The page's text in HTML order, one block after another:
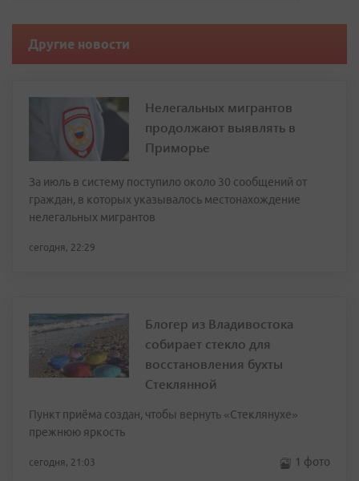
Другие новости
Нелегальных мигрантов
продолжают выявлять в
Приморье
За июль в систему поступило около 30 сообщений от
граждан, в которых указывалось местонахождение
нелегальных мигрантов
сегодня, 22:29
Блогер из Владивостока
собирает стекло для
восстановления бухты
Стеклянной
Пункт приёма создан, чтобы вернуть «Стеклянухе»
прежнюю яркость
сегодня, 21:03 1 фото